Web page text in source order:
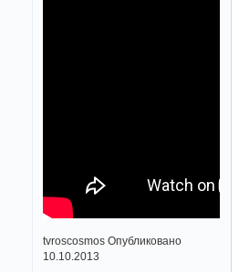
tvroscosmos Опубликовано
10.10.2013